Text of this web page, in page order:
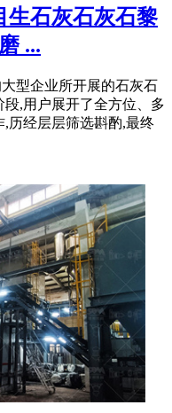
生石灰石灰石黎
...
型企业所开展的石灰石
,用户展开了全方位、多
历经层层筛选斟酌,最终